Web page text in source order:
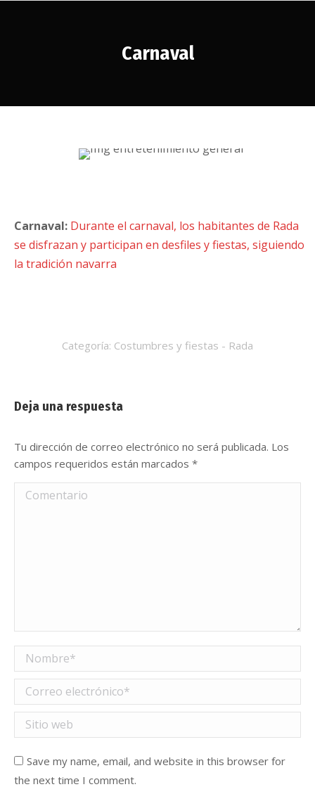
Carnaval
Carnaval: Durante el carnaval, los habitantes de Rada
se disfrazan y participan en desfiles y fiestas, siguiendo
la tradición navarra
Categoría: Costumbres y fiestas - Rada
Deja una respuesta
Tu dirección de correo electrónico no será publicada. Los
campos requeridos están marcados *
Comentario
Nombre *
Correo electrónico *
Sitio web
Save my name, email, and website in this browser for
the next time I comment.